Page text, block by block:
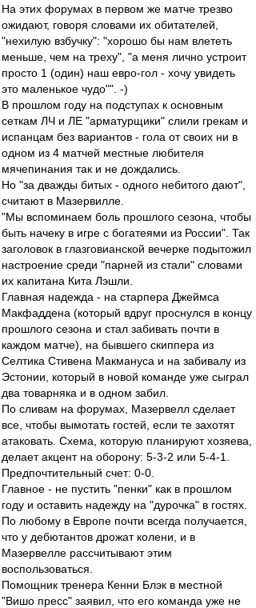
На этих форумах в первом же матче трезво
ожидают, говоря словами их обитателей,
"нехилую взбучку": "хорошо бы нам влететь
меньше, чем на треху", "а меня лично устроит
просто 1 (один) наш евро-гол - хочу увидеть
это маленькое чудо"". -)
В прошлом году на подступах к основным
сеткам ЛЧ и ЛЕ "арматурщики" слили грекам и
испанцам без вариантов - гола от своих ни в
одном из 4 матчей местные любителя
мячепинания так и не дождались.
Но "за дважды битых - одного небитого дают",
считают в Мазервилле.
"Мы вспоминаем боль прошлого сезона, чтобы
быть начеку в игре с богатеями из России". Так
заголовок в глазговианской вечерке подытожил
настроение среди "парней из стали" словами
их капитана Кита Лэшли.
Главная надежда - на старпера Джеймса
Макфаддена (который вдруг проснулся в концу
прошлого сезона и стал забивать почти в
каждом матче), на бывшего скиппера из
Селтика Стивена Макмануса и на забивалу из
Эстонии, который в новой команде уже сыграл
два товарняка и в одном забил.
По сливам на форумах, Мазервелл сделает
все, чтобы вымотать гостей, если те захотят
атаковать. Схема, которую планируют хозяева,
делает акцент на оборону: 5-3-2 или 5-4-1.
Предпочтительный счет: 0-0.
Главное - не пустить "пенки" как в прошлом
году и оставить надежду на "дурочка" в гостях.
По любому в Европе почти всегда получается,
что у дебютантов дрожат колени, и в
Мазервелле рассчитывают этим
воспользоваться.
Помощник тренера Кенни Блэк в местной
"Вишо пресс" заявил, что его команда уже не